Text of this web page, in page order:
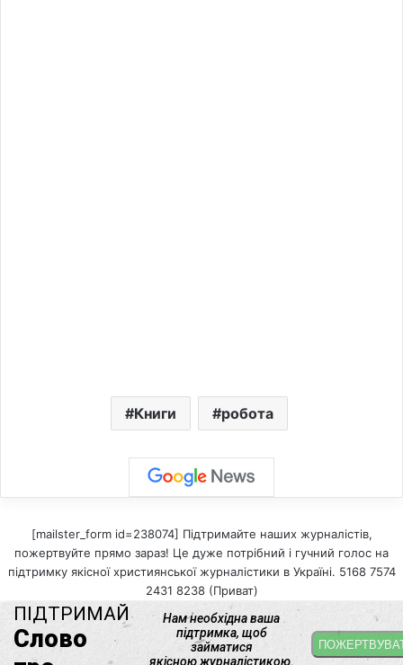
Книги робота
[mailster_form id=238074] Підтримайте наших журналістів,
пожертвуйте прямо зараз! Це дуже потрібний і гучний голос на
підтримку якісної християнської журналістики в Україні. 5168 7574
2431 8238 (Приват)